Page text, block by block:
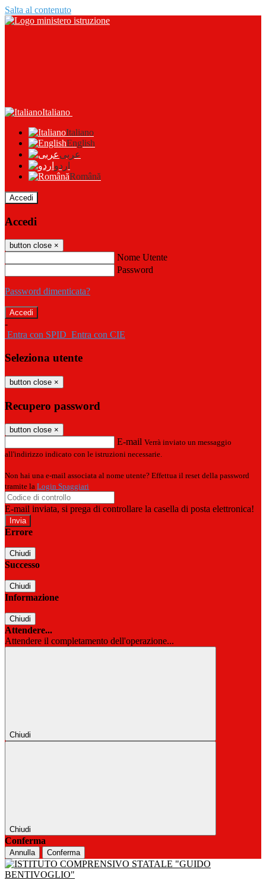
Salta al contenuto
Italiano
Italiano
English
عربى
اردو
Română
Accedi
Accedi
button close ×
Nome Utente
Password
Password dimenticata?
-
Entra con SPID Entra con CIE
Seleziona utente
button close ×
Recupero password
button close ×
E-mail Verrà inviato un messaggio
all'indirizzo indicato con le istruzioni necessarie.
Non hai una e-mail associata al nome utente? Effettua il reset della password
tramite la Login Spaggiari
E-mail inviata, si prega di controllare la casella di posta elettronica!
Errore
Chiudi
Successo
Chiudi
Informazione
Chiudi
Attendere...
Attendere il completamento dell'operazione...
Chiudi
Chiudi
Conferma
Annulla Conferma